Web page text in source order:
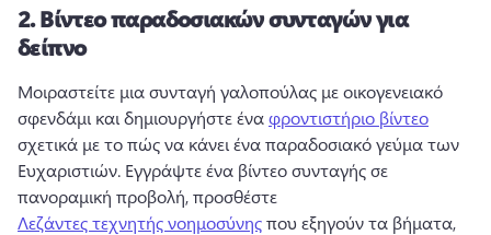
2.Βίντεο παραδοσιακών συνταγών για
δείπνο
Μοιραστείτε μια συνταγή γαλοπούλας με οικογενειακό
σφενδάμι και δημιουργήστε ένα φροντιστήριο βίντεο
σχετικά με το πώς να κάνει ένα παραδοσιακό γεύμα των
Ευχαριστιών. Εγγράψτε ένα βίντεο συνταγής σε
πανοραμική προβολή, προσθέστε
Λεζάντες τεχνητής νοημοσύνης που εξηγούν τα βήματα,